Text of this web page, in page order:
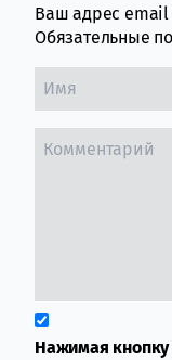
Ваш адрес email
Обязательные
Нажимая